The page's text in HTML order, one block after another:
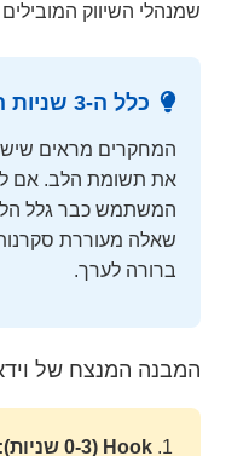
שמנהלי השיווק
כלל ה-3 שניות הראשונות
את תשומת הלב. אם
המשתמש כבר גלל
שאלה מעוררת
ברורה לערך.
המבנה המנצח של
Hook (0-3 שניות):